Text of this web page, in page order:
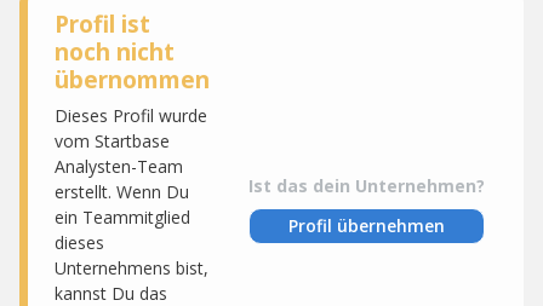
Profil ist
noch nicht
übernommen
Dieses Profil wurde
vom Startbase
Analysten-Team
erstellt. Wenn Du
ein Teammitglied
dieses
Unternehmens bist,
kannst Du das
Ist das dein Unternehmen?
Profil übernehmen